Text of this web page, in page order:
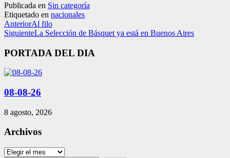
Publicada en Sin categoría
Etiquetado en nacionales
AnteriorAl filo
SiguienteLa Selección de Básquet ya está en Buenos Aires
PORTADA DEL DIA
08-08-26
8 agosto, 2026
Archivos
Archivos